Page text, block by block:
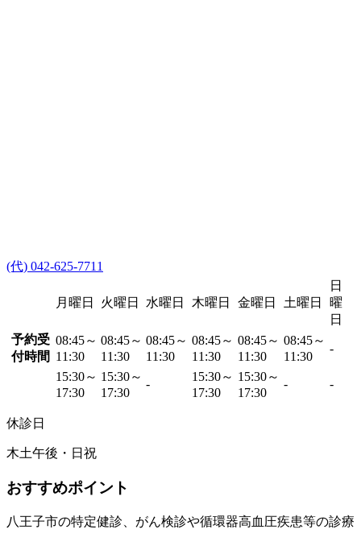
(代) 042-625-7711
月曜日 火曜日 水曜日 木曜日 金曜日 土曜日
日
曜
日
予約受
付時間
08:45～
11:30
08:45～
11:30
08:45～
11:30
08:45～
11:30
08:45～
11:30
08:45～
11:30
-
15:30～
17:30
15:30～
17:30
-
15:30～
17:30
15:30～
17:30
- -
休診日
木土午後・日祝
おすすめポイント
八王子市の特定健診、​がん検診や循環器高血圧疾患等の診療